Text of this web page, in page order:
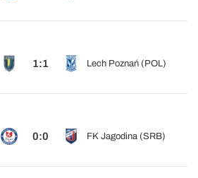
1:1 Lech Poznań (POL)
0:0 FK Jagodina (SRB)